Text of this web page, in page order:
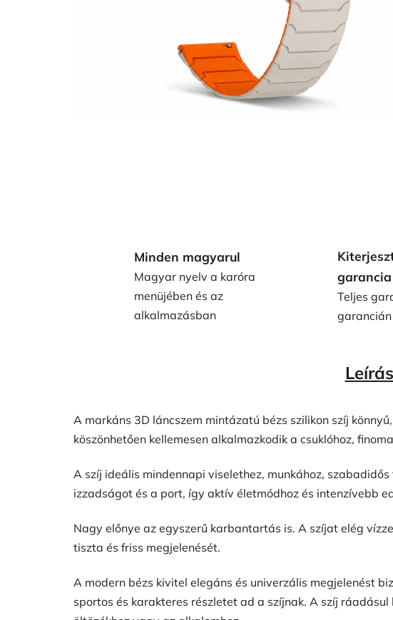
Minden magyarul
Magyar nyelv a karóra
menüjében és az
alkalmazásban
garancia
Teljes
Leírás
A markáns 3D láncszem mintázatú bézs szilikon szíj
köszönhetően kellemesen alkalmazkodik a csuklóhoz,
A szíj ideális mindennapi viselethez, munkához,
izzadságot és a port, így aktív életmódhoz és intenzívebb
Nagy előnye az egyszerű karbantartás is. A szíjat elég
tiszta és friss megjelenését.
A modern bézs kivitel elegáns és univerzális megjelenést
sportos és karakteres részletet ad a szíjnak. A szíj